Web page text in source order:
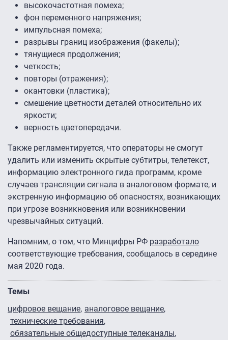
высокочастотная помеха;
фон переменного напряжения;
импульсная помеха;
разрывы границ изображения (факелы);
тянущиеся продолжения;
четкость;
повторы (отражения);
окантовки (пластика);
смешение цветности деталей относительно их
яркости;
верность цветопередачи.
Также регламентируется, что операторы не смогут
удалить или изменить скрытые субтитры, телетекст,
информацию электронного гида программ, кроме
случаев трансляции сигнала в аналоговом формате, и
экстренную информацию об опасностях, возникающих
при угрозе возникновения или возникновении
чрезвычайных ситуаций.
Напомним, о том, что Минцифры РФ разработало
соответствующие требования, сообщалось в середине
мая 2020 года.
Темы
цифровое вещание аналоговое вещание
технические требования
обязательные общедоступные телеканалы